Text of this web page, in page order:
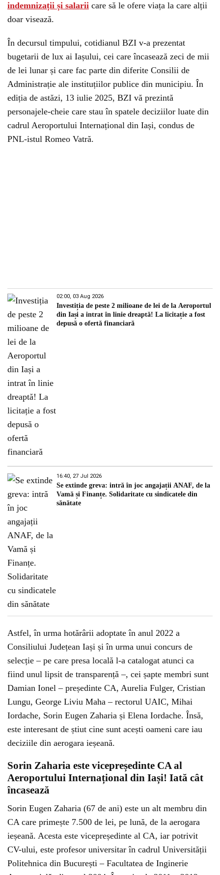
indemnizații și salarii care să le ofere viața la care alții
doar visează.
În decursul timpului, cotidianul BZI v-a prezentat
bugetarii de lux ai Iașului, cei care încasează zeci de mii
de lei lunar și care fac parte din diferite Consilii de
Administrație ale instituțiilor publice din municipiu. În
ediția de astăzi, 13 iulie 2025, BZI vă prezintă
personajele-cheie care stau în spatele deciziilor luate din
cadrul Aeroportului Internațional din Iași, condus de
PNL-istul Romeo Vatră.
02:00, 03 Aug 2026
Investiția de peste 2 milioane de lei de la Aeroportul
din Iași a intrat în linie dreaptă! La licitație a fost
depusă o ofertă financiară
16:40, 27 Jul 2026
Se extinde greva: intră în joc angajații ANAF, de la
Vamă și Finanțe. Solidaritate cu sindicatele din
sănătate
Astfel, în urma hotărârii adoptate în anul 2022 a
Consiliului Județean Iași și în urma unui concurs de
selecție – pe care presa locală l-a catalogat atunci ca
fiind unul lipsit de transparență –, cei șapte membri sunt
Damian Ionel – președinte CA, Aurelia Fulger, Cristian
Lungu, George Liviu Maha – rectorul UAIC, Mihai
Iordache, Sorin Eugen Zaharia și Elena Iordache. Însă,
este interesant de știut cine sunt acești oameni care iau
deciziile din aerogara ieșeană.
Sorin Zaharia este vicepreședinte CA al
Aeroportului Internațional din Iași! Iată cât
încasează
Sorin Eugen Zaharia (67 de ani) este un alt membru din
CA care primește 7.500 de lei, pe lună, de la aerogara
ieșeană. Acesta este vicepreședinte al CA, iar potrivit
CV-ului, este profesor universitar în cadrul Universității
Politehnica din București – Facultatea de Inginerie